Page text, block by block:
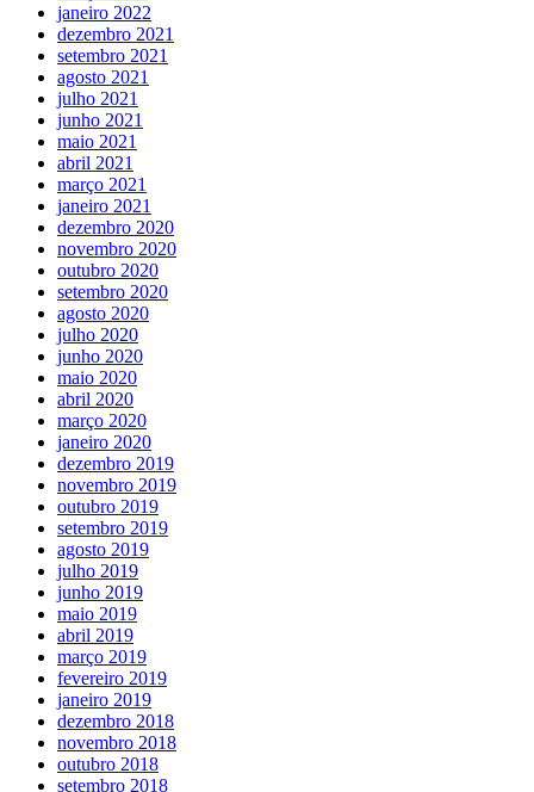
janeiro 2022
dezembro 2021
setembro 2021
agosto 2021
julho 2021
junho 2021
maio 2021
abril 2021
março 2021
janeiro 2021
dezembro 2020
novembro 2020
outubro 2020
setembro 2020
agosto 2020
julho 2020
junho 2020
maio 2020
abril 2020
março 2020
janeiro 2020
dezembro 2019
novembro 2019
outubro 2019
setembro 2019
agosto 2019
julho 2019
junho 2019
maio 2019
abril 2019
março 2019
fevereiro 2019
janeiro 2019
dezembro 2018
novembro 2018
outubro 2018
setembro 2018